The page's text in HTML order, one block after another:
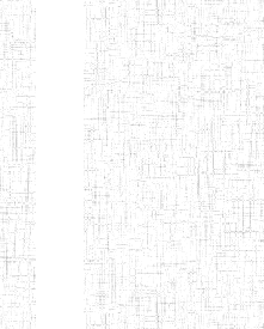
ENIEG LA
PENSEE
ENIEG PRIVEE
AIME-CESAIRE
ENIEG
SIANTOU
ENIEG LA